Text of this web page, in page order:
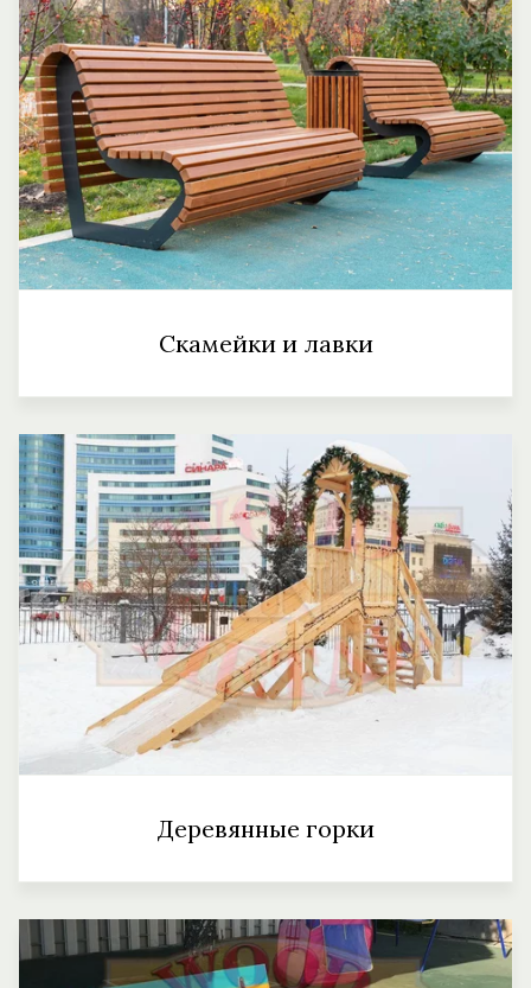
Скамейки и лавки
Деревянные горки